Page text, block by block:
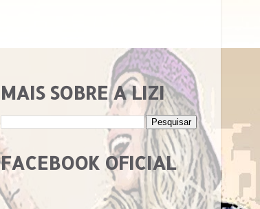
MAIS SOBRE A LIZI
FACEBOOK OFICIAL